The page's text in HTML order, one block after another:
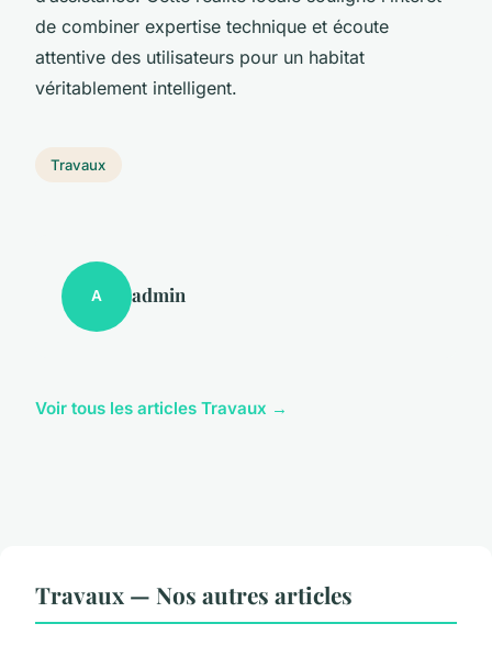
de combiner expertise technique et écoute
attentive des utilisateurs pour un habitat
véritablement intelligent.
Travaux
A admin
Voir tous les articles Travaux →
Travaux — Nos autres articles